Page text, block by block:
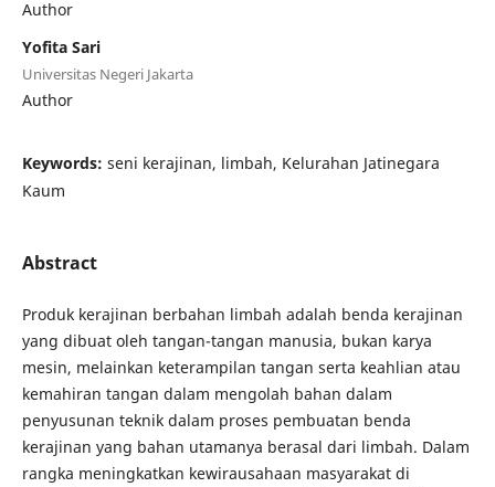
Author
Yofita Sari
Universitas Negeri Jakarta
Author
Keywords: seni kerajinan, limbah, Kelurahan Jatinegara
Kaum
Abstract
Produk kerajinan berbahan limbah adalah benda kerajinan
yang dibuat oleh tangan-tangan manusia, bukan karya
mesin, melainkan keterampilan tangan serta keahlian atau
kemahiran tangan dalam mengolah bahan dalam
penyusunan teknik dalam proses pembuatan benda
kerajinan yang bahan utamanya berasal dari limbah. Dalam
rangka meningkatkan kewirausahaan masyarakat di